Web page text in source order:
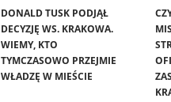
DONALD TUSK PODJĄŁ
DECYZJĘ WS. KRAKOWA.
WIEMY, KTO
TYMCZASOWO PRZEJMIE
WŁADZĘ W MIEŚCIE